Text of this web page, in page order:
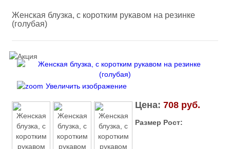
Женская блузка, с коротким рукавом на резинке
(голубая)
Увеличить изображение
Цена: 708 руб.
Размер Рост: